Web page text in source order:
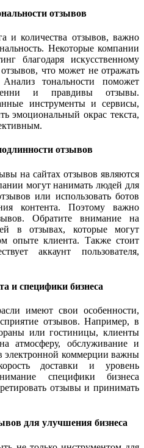
отзывов
и количества отзывов, важно
Некоторые компании
благодаря искусственному
что может не отражать
тональности поможет
и правдивы отзывы.
инструменты и сервисы,
эмоциональный окрас текста,
отзывов
на сайтах отзывов являются
могут нанимать людей для
или использовать ботов
контента. Поэтому важно
Обратите внимание на
в отзывах, которые могут
опыте клиента. Также стоит
аккаунт пользователя,
и специфики бизнеса
имеют свои особенности,
отзывов. Например, в
или гостиницы, клиенты
атмосферу, обслуживание и
электронной коммерции важны
доставки и уровень
специфики бизнеса
отзывы и принимать
для улучшения бизнеса